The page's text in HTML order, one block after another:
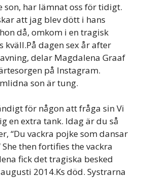
son, har lämnat oss för tidigt.
att jag blev dött i hans
då, omkom i en tragisk
kväll.På dagen sex år after
delar Magdalena Graaf
på Instagram.
son är tung.
för någon att fråga sin Vi
en extra tank. Idag är du så
“Du vackra pojke som dansar
then fortifies the vackra
fick det tragiska besked
2014.Ks död. Systrarna